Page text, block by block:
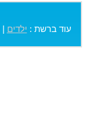
עוד ברשת : ילדים